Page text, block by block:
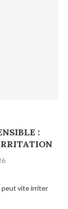
:
peut vite irriter